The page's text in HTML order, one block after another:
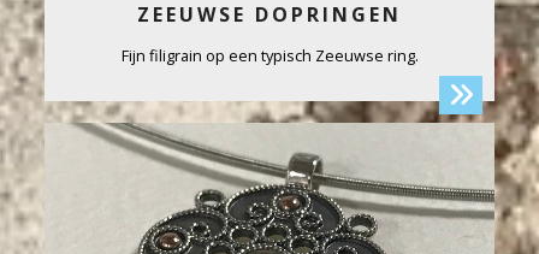
ZEEUWSE DOPRINGEN
Fijn filigrain op een typisch Zeeuwse ring.